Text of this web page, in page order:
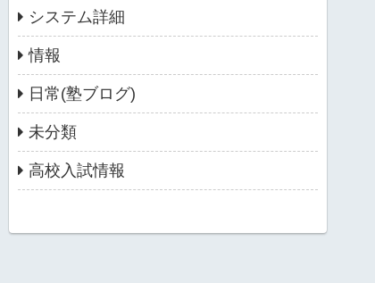
システム詳細
情報
日常(塾ブログ)
未分類
高校入試情報